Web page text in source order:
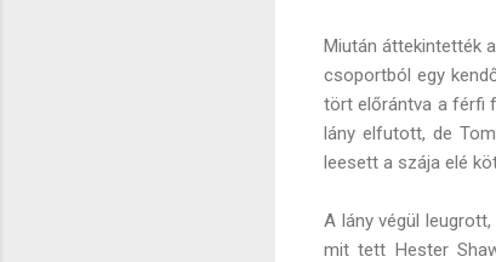
Miután áttekintették
csoportból egy
tört előrántva a férfi
lány elfutott, de
leesett a szája elé
A lány végül
mit tett Hester